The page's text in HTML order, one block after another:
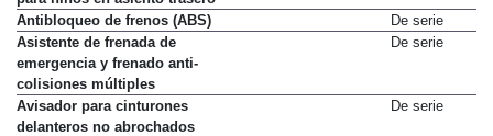
Antibloqueo de frenos (ABS)
De serie
Asistente de frenada de
emergencia y frenado anti-
colisiones múltiples
De serie
Avisador para cinturones
delanteros no abrochados
De serie